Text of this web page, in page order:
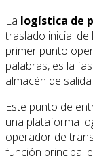
La logística de
traslado inicial
primer punto
palabras, es la
almacén de
Este punto de
una plataforma
operador de
función principal